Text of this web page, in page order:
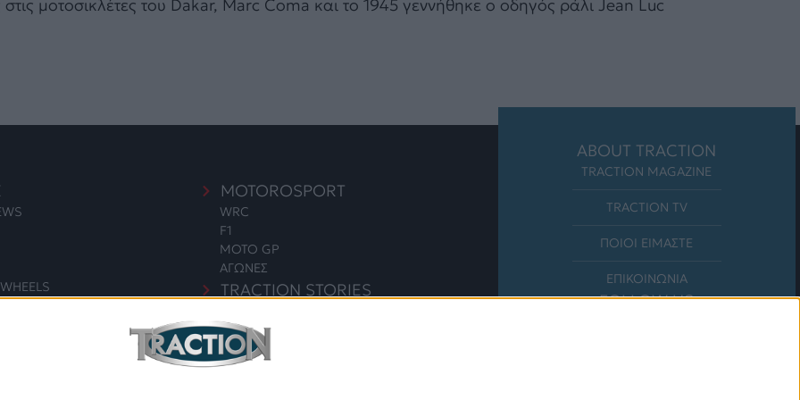
μοτοσικλέτες του Dakar, Marc Coma και το 1945 γεννήθηκε ο οδηγός ράλι Jean Luc
MOTOROSPORT
WRC
F1
MOTO GP
ΑΓΩΝΕΣ
TRACTION STORIES
BLOG
LONG READS
ΣΥΝΕΝΤΕΥΞΕΙΣ
ABOUT TRACTION
TRACTION MAGAZINE
TRACTION TV
ΠΟΙΟΙ ΕΙΜΑΣΤΕ
ΕΠΙΚΟΙΝΩΝΙΑ
FOLLOW US